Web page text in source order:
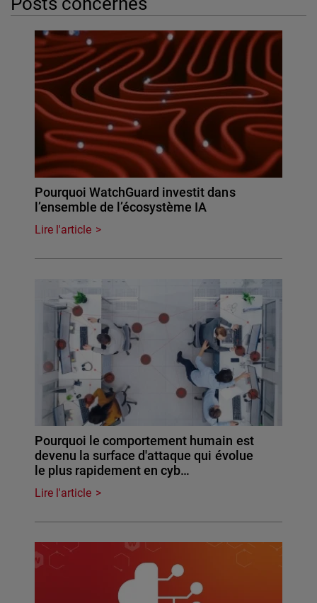
Pourquoi WatchGuard investit dans
l’ensemble de l’écosystème IA
Lire l'article
Pourquoi le comportement humain est
devenu la surface d'attaque qui évolue
le plus rapidement en cyb…
Lire l'article